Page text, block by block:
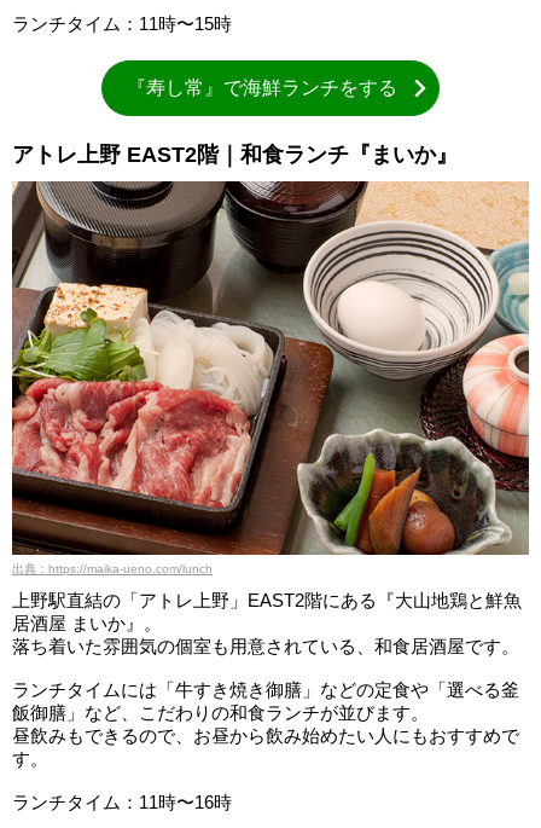
ランチタイム：11時〜15時
『寿し常』で海鮮ランチをする
アトレ上野 EAST2階｜和食ランチ『まいか』
出典：https://maika-ueno.com/lunch
上野駅直結の「アトレ上野」EAST2階にある『大山地鶏と鮮魚
居酒屋 まいか』。
落ち着いた雰囲気の個室も用意されている、和食居酒屋です。
ランチタイムには「牛すき焼き御膳」などの定食や「選べる釜
飯御膳」など、こだわりの和食ランチが並びます。
昼飲みもできるので、お昼から飲み始めたい人にもおすすめで
す。
ランチタイム：11時〜16時